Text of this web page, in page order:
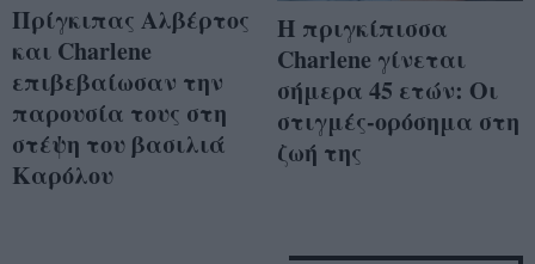
Πρίγκιπας Αλβέρτος
και Charlene
επιβεβαίωσαν την
παρουσία τους στη
στέψη του βασιλιά
Καρόλου
H πριγκίπισσα
Charlene γίνεται
σήμερα 45 ετών: Οι
στιγμές-ορόσημα στη
ζωή της